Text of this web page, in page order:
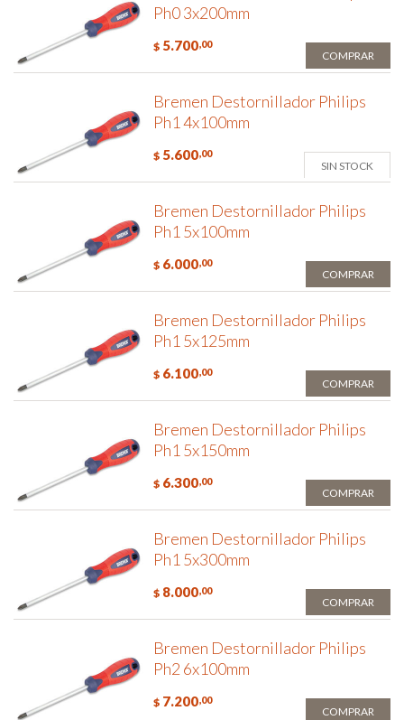
Ph0 3x200mm
$ 5.700,00
COMPRAR
Bremen Destornillador Philips
Ph1 4x100mm
$ 5.600,00
SIN STOCK
Bremen Destornillador Philips
Ph1 5x100mm
$ 6.000,00
COMPRAR
Bremen Destornillador Philips
Ph1 5x125mm
$ 6.100,00
COMPRAR
Bremen Destornillador Philips
Ph1 5x150mm
$ 6.300,00
COMPRAR
Bremen Destornillador Philips
Ph1 5x300mm
$ 8.000,00
COMPRAR
Bremen Destornillador Philips
Ph2 6x100mm
$ 7.200,00
COMPRAR